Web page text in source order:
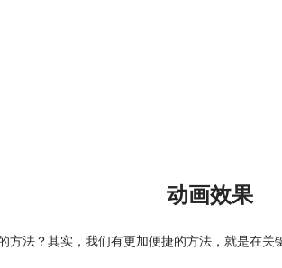
动画效果
法？其实，我们有更加便捷的方法，就是在